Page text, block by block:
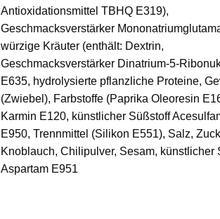
Antioxidationsmittel TBHQ E319),
Geschmacksverstärker
würzige Kräuter (enthält: Dextrin,
Geschmacksverstärker Dinatrium-5-
E635, hydrolysierte pflanzliche Proteine,
(Zwiebel), Farbstoffe (Paprika Oleoresin
Karmin E120, künstlicher Süßstoff
E950, Trennmittel (Silikon E551), Salz,
Knoblauch, Chilipulver, Sesam, künstlicher
Aspartam E951